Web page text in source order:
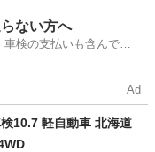
スペーシア
ない方へ
車検の支払いも含んでい
Ad
10.7 軽自動車 北海道